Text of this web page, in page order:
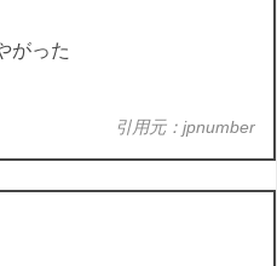
がった
引用元：jpnumber